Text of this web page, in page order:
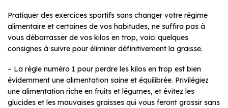
Pratiquer des exercices sportifs sans changer votre régime
alimentaire et certaines de vos habitudes, ne suffira pas à
vous débarrasser de vos kilos en trop, voici quelques
consignes à suivre pour éliminer définitivement la graisse.
– La règle numéro 1 pour perdre les kilos en trop est bien
évidemment une alimentation saine et équilibrée. Privilégiez
une alimentation riche en fruits et légumes, et évitez les
glucides et les mauvaises graisses qui vous feront grossir sans